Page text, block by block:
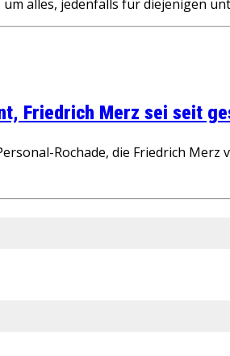
alles, jedenfalls für diejenigen
Friedrich Merz sei seit
Rochade, die Friedrich